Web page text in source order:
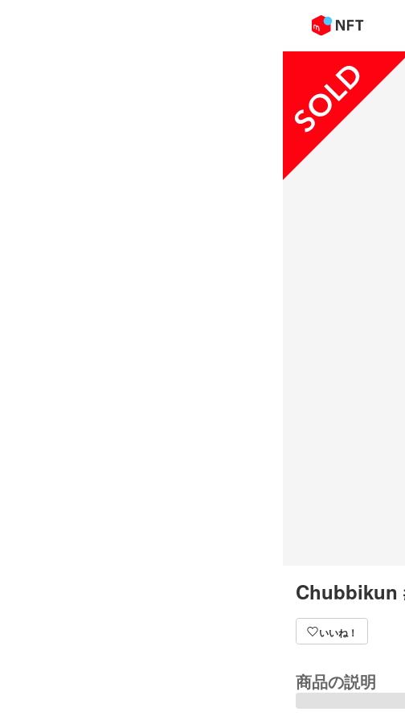
Chubbikun
いいね！
商品の説明